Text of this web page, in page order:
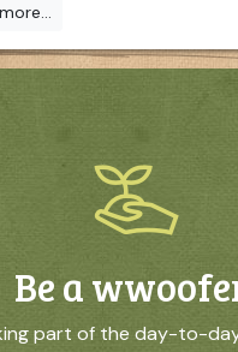
Be a
part of the day-to-